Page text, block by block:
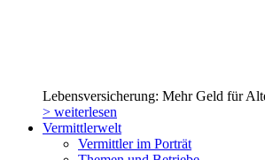
Lebensversicherung: Mehr Geld für
> weiterlesen
Vermittlerwelt
Vermittler im Porträt